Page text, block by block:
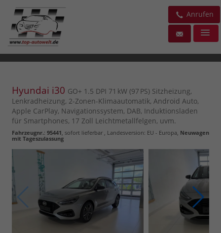
Anrufen
Hyundai i30 GO+ 1.5 DPI 71 kW (97 PS) Sitzheizung,
Lenkradheizung, 2-Zonen-Klimaautomatik, Android Auto,
Apple CarPlay, Navigationssystem, DAB, Induktionsladen
für Smartphones, 17 Zoll Leichtmetallfelgen, uvm.
Fahrzeugnr.: 95441 sofort lieferbar , Landesversion: EU - Europa, Neuwagen
mit Tageszulassung